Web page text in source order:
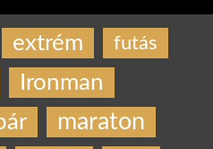
extrém futás
Ironman
maraton